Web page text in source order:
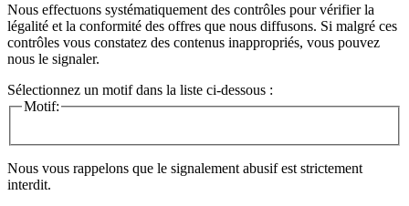
Nous effectuons systématiquement des contrôles pour vérifier la
légalité et la conformité des offres que nous diffusons. Si malgré ces
contrôles vous constatez des contenus inappropriés, vous pouvez
nous le signaler.
Sélectionnez un motif dans la liste ci-dessous :
Motif:
Nous vous rappelons que le signalement abusif est strictement
interdit.